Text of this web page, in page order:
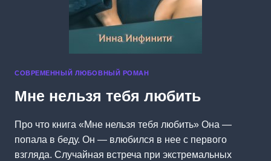
СОВРЕМЕННЫЙ ЛЮБОВНЫЙ РОМАН
Мне нельзя тебя любить
Про что книга «Мне нельзя тебя любить» Она —
попала в беду. Он — влюбился в нее с первого
взгляда. Случайная встреча при экстремальных